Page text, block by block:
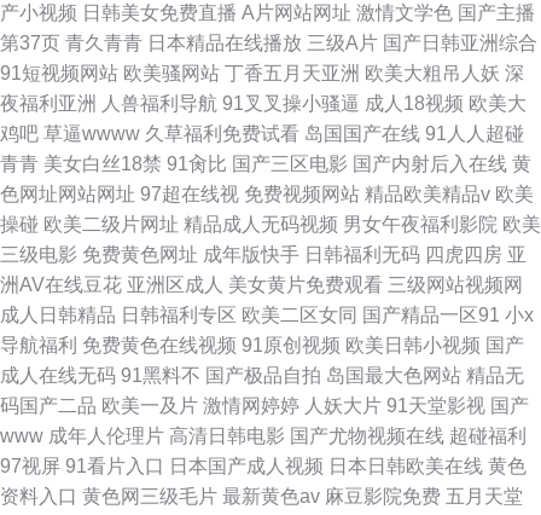
产小视频 日韩美女免费直播 A片网站网址 激情文学色 国产主播
第37页 青久青青 日本精品在线播放 三级A片 国产日韩亚洲综合
91短视频网站 欧美骚网站 丁香五月天亚洲 欧美大粗吊人妖 深
夜福利亚洲
人兽福利导航 91叉叉操小骚逼 成人18视频 欧美大
鸡吧 草逼wwww 久草福利免费试看 岛国国产在线 91人人超碰
青青 美女白丝18禁 91肏比 国产三区电影 国产内射后入在线 黄
色网址网站网址 97超在线视 免费视频网站 精品欧美精品v 欧美
操碰 欧美二级片网址 精品成人无码视频 男女午夜福利影院 欧美
三级电影 免费黄色网址 成年版快手 日韩福利无码 四虎四房 亚
洲AV在线豆花 亚洲区成人 美女黄片免费观看 三级网站视频网
成人日韩精品 日韩福利专区 欧美二区女同 国产精品一区91 小x
导航福利 免费黄色在线视频 91原创视频 欧美日韩小视频 国产
成人在线无码 91黑料不 国产极品自拍 岛国最大色网站 精品无
码国产二品 欧美一及片 激情网婷婷 人妖大片 91天堂影视 国产
www 成年人伦理片 高清日韩电影 国产尤物视频在线 超碰福利
97视屏 91看片入口 日本国产成人视频 日本日韩欧美在线 黄色
资料入口 黄色网三级毛片 最新黄色av 麻豆影院免费 五月天堂